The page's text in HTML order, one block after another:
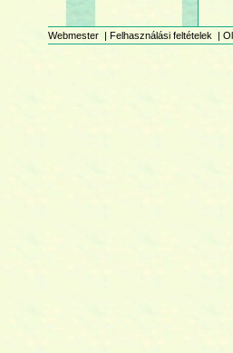
Webmester | Felhasználási feltételek |